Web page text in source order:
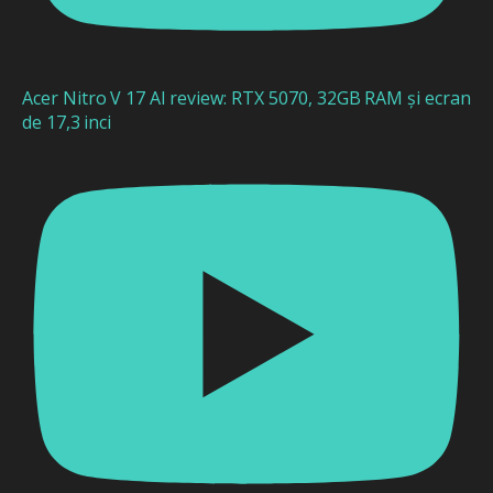
Acer Nitro V 17 AI review: RTX 5070, 32GB RAM și ecran
de 17,3 inci